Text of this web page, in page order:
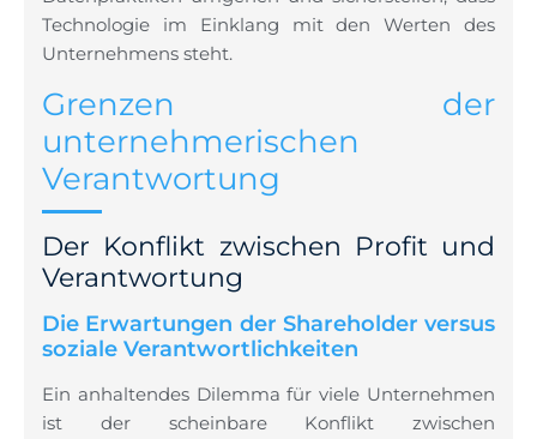
Technologie im Einklang mit den Werten des
Unternehmens steht.
Grenzen der
unternehmerischen
Verantwortung
Der Konflikt zwischen Profit und
Verantwortung
Die Erwartungen der Shareholder versus
soziale Verantwortlichkeiten
Ein anhaltendes Dilemma für viele Unternehmen
ist der scheinbare Konflikt zwischen